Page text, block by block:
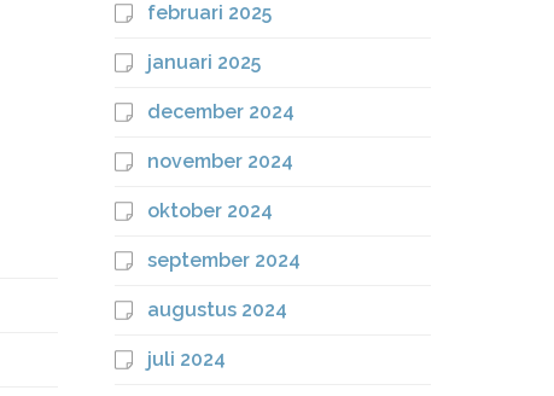
februari 2025
januari 2025
december 2024
november 2024
oktober 2024
september 2024
augustus 2024
juli 2024